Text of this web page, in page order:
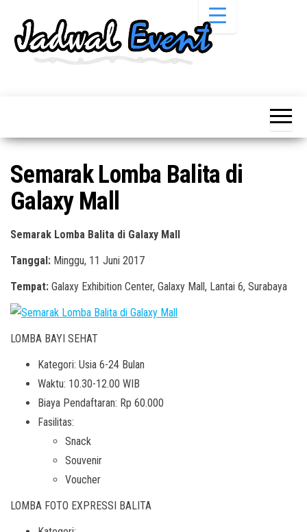
Pameran,
Acara &
Promo
Pameran,
Bazaar,
Workshop,
Lomba dll.
Semarak Lomba Balita di
Galaxy Mall
Semarak Lomba Balita di Galaxy Mall
Tanggal: Minggu, 11 Juni 2017
Tempat: Galaxy Exhibition Center, Galaxy Mall, Lantai 6, Surabaya
LOMBA BAYI SEHAT
Kategori: Usia 6-24 Bulan
Waktu: 10.30-12.00 WIB
Biaya Pendaftaran: Rp 60.000
Fasilitas:
Snack
Souvenir
Voucher
LOMBA FOTO EXPRESSI BALITA